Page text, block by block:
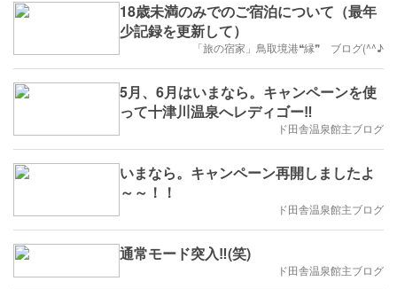
18歳未満のみでのご宿泊について（最年
少記録を更新して）
「旅の宿家」鳥取境港❝縁❞ ブログ(^^♪
5月、6月はいまなら。キャンペーンを使
って十津川温泉へレディゴー‼️
ド田舎温泉館主ブログ
いまなら。キャンペーン再開しましたよ
～～！！
ド田舎温泉館主ブログ
通常モード突入‼️(笑)
ド田舎温泉館主ブログ